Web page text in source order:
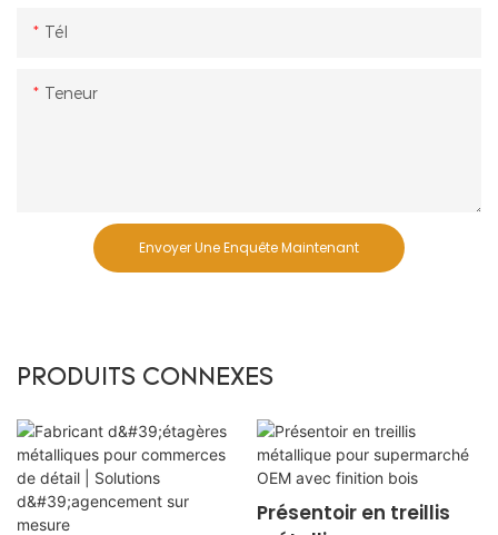
Tél
Teneur
Envoyer Une Enquête Maintenant
PRODUITS CONNEXES
Présentoir en treillis